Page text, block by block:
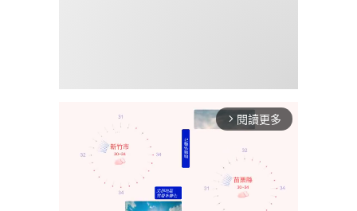
arrow_forward_ios 閱讀更多